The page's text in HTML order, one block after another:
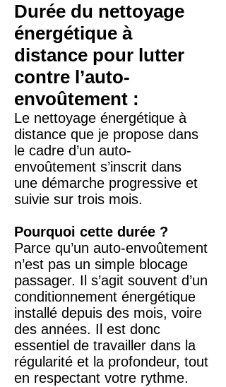
Durée du nettoyage
énergétique à
distance pour lutter
contre l’auto-
envoûtement :
Le nettoyage énergétique à
distance que je propose dans
le cadre d’un auto-
envoûtement s’inscrit dans
une démarche progressive et
suivie sur trois mois.
Pourquoi cette durée ?
Parce qu’un auto-envoûtement
n’est pas un simple blocage
passager. Il s’agit souvent d’un
conditionnement énergétique
installé depuis des mois, voire
des années. Il est donc
essentiel de travailler dans la
régularité et la profondeur, tout
en respectant votre rythme.